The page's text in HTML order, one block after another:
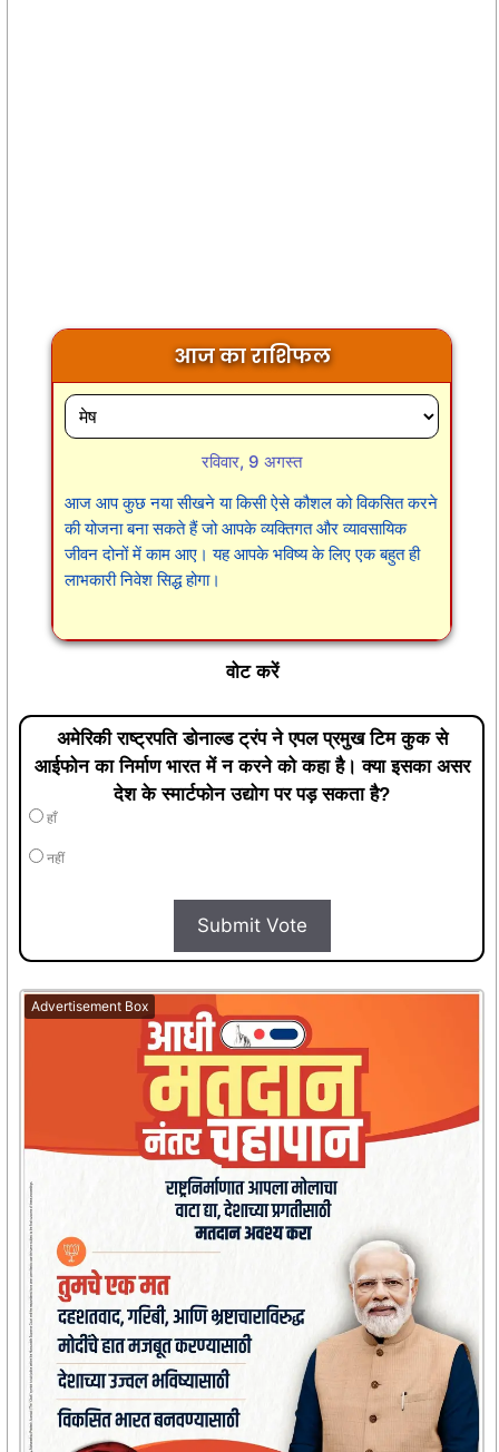
आज का राशिफल
रविवार, 9 अगस्त
आज आप कुछ नया सीखने या किसी ऐसे कौशल को विकसित करने
की योजना बना सकते हैं जो आपके व्यक्तिगत और व्यावसायिक
जीवन दोनों में काम आए। यह आपके भविष्य के लिए एक बहुत ही
लाभकारी निवेश सिद्ध होगा।
वोट करें
अमेरिकी राष्ट्रपति डोनाल्ड ट्रंप ने एपल प्रमुख टिम कुक से
आईफोन का निर्माण भारत में न करने को कहा है। क्या इसका असर
देश के स्मार्टफोन उद्योग पर पड़ सकता है?
हाँ
नहीं
Submit Vote
Advertisement Box